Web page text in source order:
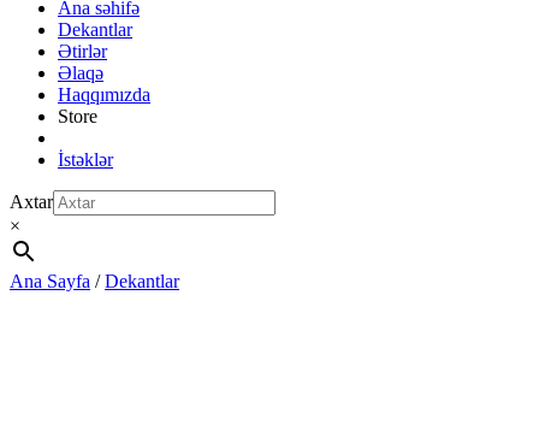
Ana səhifə
Dekantlar
Ətirlər
Əlaqə
Haqqımızda
Store
İstəklər
Axtar
×
Ana Sayfa /Dekantlar